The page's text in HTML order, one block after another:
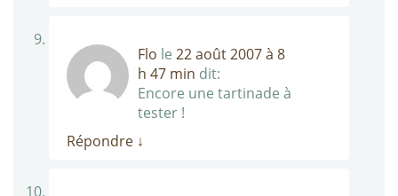
Flo le 22 août 2007 à 8
h 47 min dit:
Encore une tartinade à
tester !
Répondre ↓